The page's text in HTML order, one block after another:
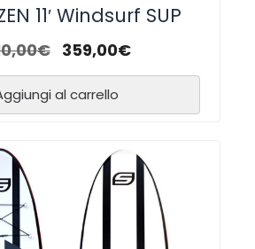
11′ Windsurf SUP
€ 359,00€
al carrello